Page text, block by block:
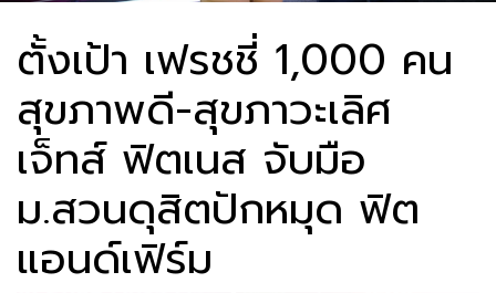
ตั้งเป้า เฟรชชี่ 1,000 คน
สุขภาพดี-สุขภาวะเลิศ
เจ็ทส์ ฟิตเนส จับมือ
ม.สวนดุสิตปักหมุด ฟิต
แอนด์เฟิร์ม